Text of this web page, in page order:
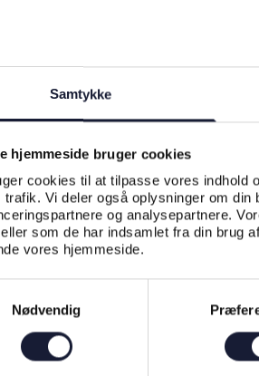
Samtykke
hjemmeside bruger cookies
cookies til at tilpasse vores indhold
trafik. Vi deler også oplysninger om
og analysepartnere.
som de har indsamlet fra din brug
vores hjemmeside.
Nødvendig